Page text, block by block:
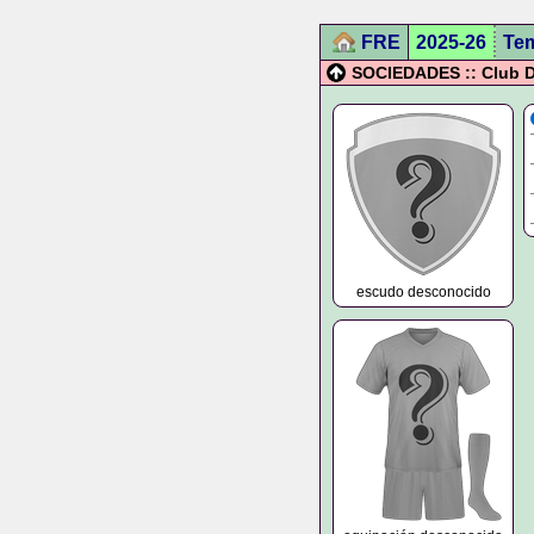
FRE 2025-26
SOCIEDADES :: Club
escudo desconocido